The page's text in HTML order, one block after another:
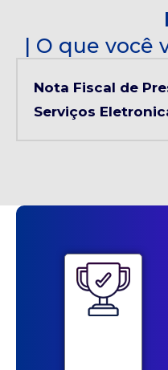
| O que você
Nota Fiscal de
Serviços